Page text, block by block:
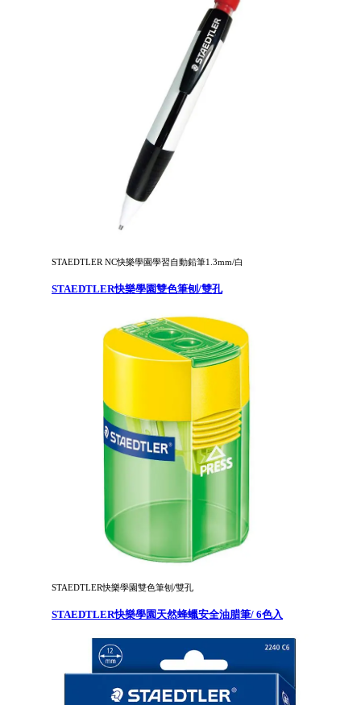
STAEDTLER NC快樂學園學習自動鉛筆1.3mm/白
STAEDTLER快樂學園雙色筆刨/雙孔
STAEDTLER快樂學園雙色筆刨/雙孔
STAEDTLER快樂學園天然蜂蠟安全油腊筆/ 6色入